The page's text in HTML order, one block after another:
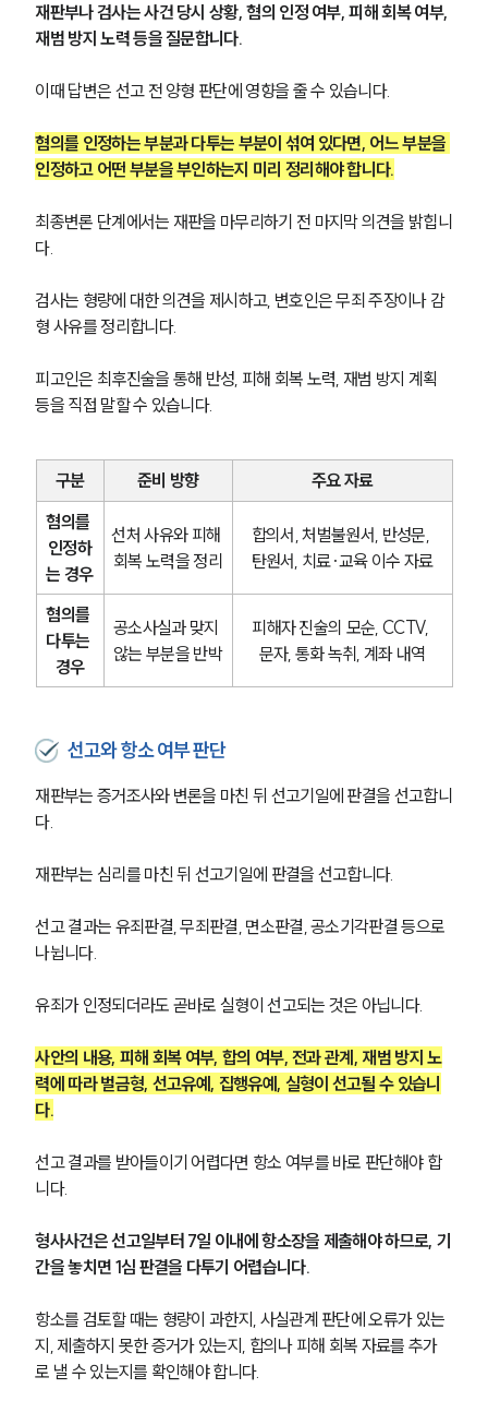
재판부나 검사는 사건 당시 상황, 혐의 인정 여부, 피해 회복 여부,
재범 방지 노력 등을 질문합니다.
이때 답변은 선고 전 양형 판단에 영향을 줄 수 있습니다.
혐의를 인정하는 부분과 다투는 부분이 섞여 있다면, 어느 부분을
인정하고 어떤 부분을 부인하는지 미리 정리해야 합니다.
최종변론 단계에서는 재판을 마무리하기 전 마지막 의견을 밝힙니
다.
검사는 형량에 대한 의견을 제시하고, 변호인은 무죄 주장이나 감
형 사유를 정리합니다.
피고인은 최후진술을 통해 반성, 피해 회복 노력, 재범 방지 계획
등을 직접 말할 수 있습니다.
구분 준비 방향
주요 자료
혐의를
인정하
는 경우
선처 사유와 피해
회복 노력을 정리
합의서, 처벌불원서, 반성문,
탄원서, 치료·교육 이수 자료
혐의를
다투는
경우
공소사실과 맞지
않는 부분을 반박
피해자 진술의 모순, CCTV,
문자, 통화 녹취, 계좌 내역
선고와 항소 여부 판단
재판부는 증거조사와 변론을 마친 뒤 선고기일에 판결을 선고합니
다.
재판부는 심리를 마친 뒤 선고기일에 판결을 선고합니다.
선고 결과는 유죄판결, 무죄판결, 면소판결, 공소기각판결 등으로
나뉩니다.
유죄가 인정되더라도 곧바로 실형이 선고되는 것은 아닙니다.
사안의 내용, 피해 회복 여부, 합의 여부, 전과 관계, 재범 방지 노
력에 따라 벌금형, 선고유예, 집행유예, 실형이 선고될 수 있습니
다.
선고 결과를 받아들이기 어렵다면 항소 여부를 바로 판단해야 합
니다.
형사사건은 선고일부터 7일 이내에 항소장을 제출해야 하므로, 기
간을 놓치면 1심 판결을 다투기 어렵습니다.
항소를 검토할 때는 형량이 과한지, 사실관계 판단에 오류가 있는
지, 제출하지 못한 증거가 있는지, 합의나 피해 회복 자료를 추가
로 낼 수 있는지를 확인해야 합니다.